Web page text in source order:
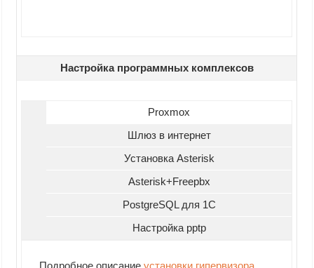
Настройка программных комплексов
Proxmox
Шлюз в интернет
Установка Asterisk
Asterisk+Freepbx
PostgreSQL для 1С
Настройка pptp
Подробное описаниеустановки гипервизора